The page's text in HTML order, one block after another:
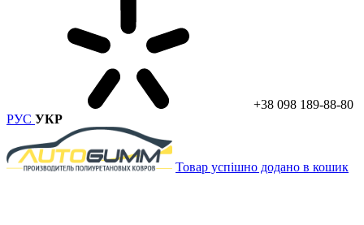
+38 098 189-88-80
РУС УКР
Товар успішно додано в кошик